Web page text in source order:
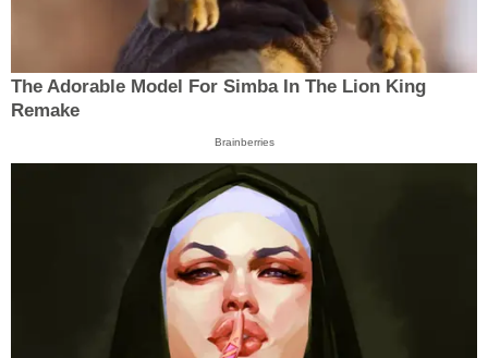
The Adorable Model For Simba In The Lion King
Remake
Brainberries